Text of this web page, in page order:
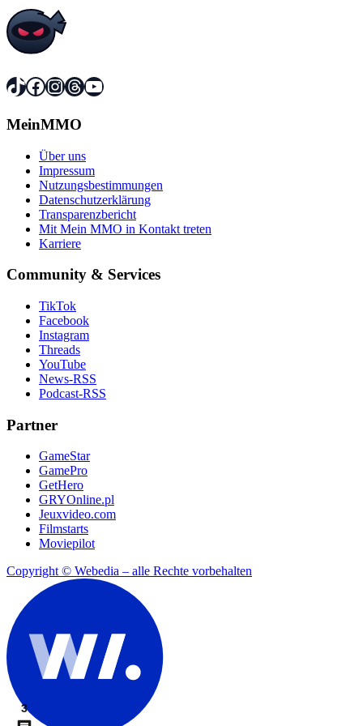
TikTok
Facebook
Instagram
Threads
YouTube
MeinMMO
Über uns
Impressum
Nutzungsbestimmungen
Datenschutzerklärung
Transparenzbericht
Mit Mein MMO in Kontakt treten
Karriere
Community & Services
TikTok
Facebook
Instagram
Threads
YouTube
News-RSS
Podcast-RSS
Partner
GameStar
GamePro
GetHero
GRYOnline.pl
Jeuxvideo.com
Filmstarts
Moviepilot
Copyright © Webedia – alle Rechte vorbehalten
3